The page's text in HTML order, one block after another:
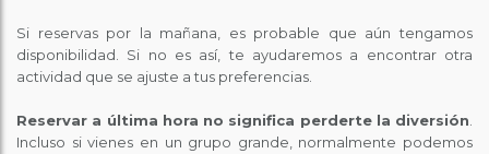
Si reservas por la mañana, es probable que aún tengamos
disponibilidad. Si no es así, te ayudaremos a encontrar otra
actividad que se ajuste a tus preferencias.
Reservar a última hora no significa perderte la diversión.
Incluso si vienes en un grupo grande, normalmente podemos